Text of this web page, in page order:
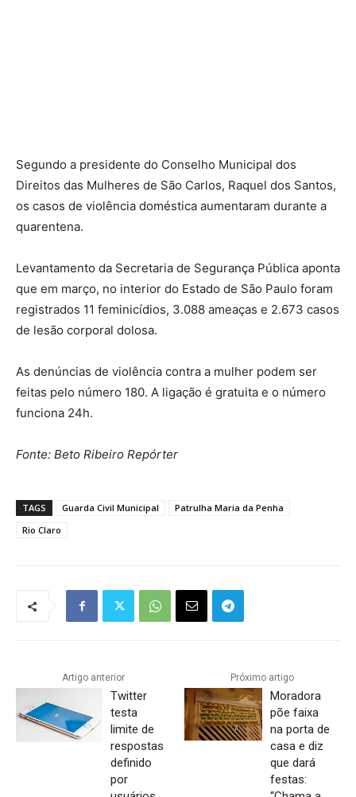
Segundo a presidente do Conselho Municipal dos
Direitos das Mulheres de São Carlos, Raquel dos Santos,
os casos de violência doméstica aumentaram durante a
quarentena.
Levantamento da Secretaria de Segurança Pública aponta
que em março, no interior do Estado de São Paulo foram
registrados 11 feminicídios, 3.088 ameaças e 2.673 casos
de lesão corporal dolosa.
As denúncias de violência contra a mulher podem ser
feitas pelo número 180. A ligação é gratuita e o número
funciona 24h.
Fonte: Beto Ribeiro Repórter
TAGS Guarda Civil Municipal
Patrulha Maria da Penha
Rio Claro
Artigo anterior
Twitter
testa
limite de
respostas
definido
por
Próximo artigo
Moradora
põe faixa
na porta de
casa e diz
que dará
festas: